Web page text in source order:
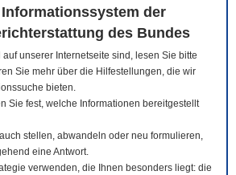
der
des Bundes
unserer Internetseite sind, lesen Sie bitte
Sie mehr über die Hilfestellungen, die wir
bieten.
Sie fest, welche Informationen bereitgestellt
stellen, abwandeln oder neu formulieren,
eine Antwort.
verwenden, die Ihnen besonders liegt: die